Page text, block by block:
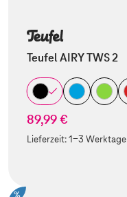
Teufel AIRY TWS 2
89,99 €
Lieferzeit:1-3 Werktage
%